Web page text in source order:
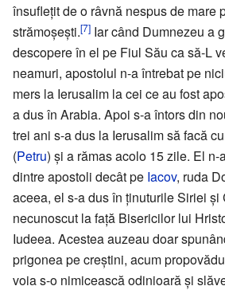
însuflețit de o râvnă nespus de mare
strămoșești.[7] Iar când Dumnezeu a
descopere în el pe Fiul Său ca să-L
neamuri, apostolul n-a întrebat pe
mers la Ierusalim la cei ce au fost
a dus în Arabia. Apoi s-a întors din
trei ani s-a dus la Ierusalim să facă
(Petru) și a rămas acolo 15 zile. El
dintre apostoli decât pe Iacov, ruda
aceea, el s-a dus în ținuturile Siriei
necunoscut la față Bisericilor lui
Iudeea. Acestea auzeau doar
prigonea pe creștini, acum
voia s-o nimicească odinioară și